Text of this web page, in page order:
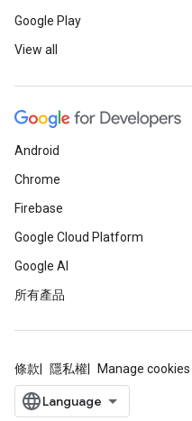
Google Play
View all
Android
Chrome
Firebase
Google Cloud Platform
Google AI
所有產品
條款 隱私權 Manage cookies